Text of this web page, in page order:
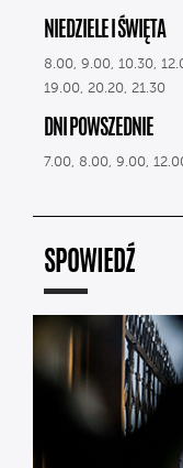
NIEDZIELE I ŚWIĘTA
8.00, 9.00, 10.30,
19.00, 20.20, 21.30
DNI POWSZEDNIE
7.00, 8.00, 9.00,
SPOWIEDŹ